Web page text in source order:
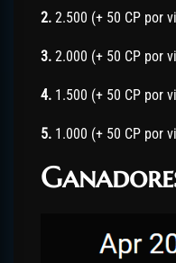
2. 2.500 (+ 50 CP por
3. 2.000 (+ 50 CP por
4. 1.500 (+ 50 CP por
5. 1.000 (+ 50 CP por